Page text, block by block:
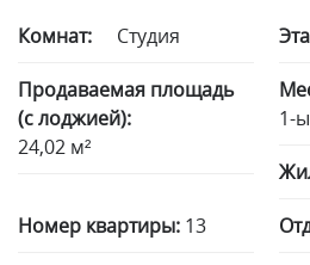
Комнат: Студия
Продаваемая площадь
(с лоджией):
24,02 м²
1-
Номер квартиры: 13